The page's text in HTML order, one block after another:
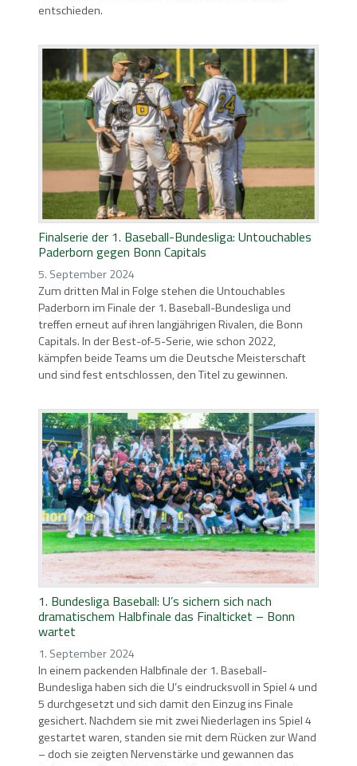
entschieden.
Finalserie der 1. Baseball-Bundesliga: Untouchables
Paderborn gegen Bonn Capitals
5. September 2024
Zum dritten Mal in Folge stehen die Untouchables
Paderborn im Finale der 1. Baseball-Bundesliga und
treffen erneut auf ihren langjährigen Rivalen, die Bonn
Capitals. In der Best-of-5-Serie, wie schon 2022,
kämpfen beide Teams um die Deutsche Meisterschaft
und sind fest entschlossen, den Titel zu gewinnen.
1. Bundesliga Baseball: U’s sichern sich nach
dramatischem Halbfinale das Finalticket – Bonn
wartet
1. September 2024
In einem packenden Halbfinale der 1. Baseball-
Bundesliga haben sich die U’s eindrucksvoll in Spiel 4 und
5 durchgesetzt und sich damit den Einzug ins Finale
gesichert. Nachdem sie mit zwei Niederlagen ins Spiel 4
gestartet waren, standen sie mit dem Rücken zur Wand
– doch sie zeigten Nervenstärke und gewannen das